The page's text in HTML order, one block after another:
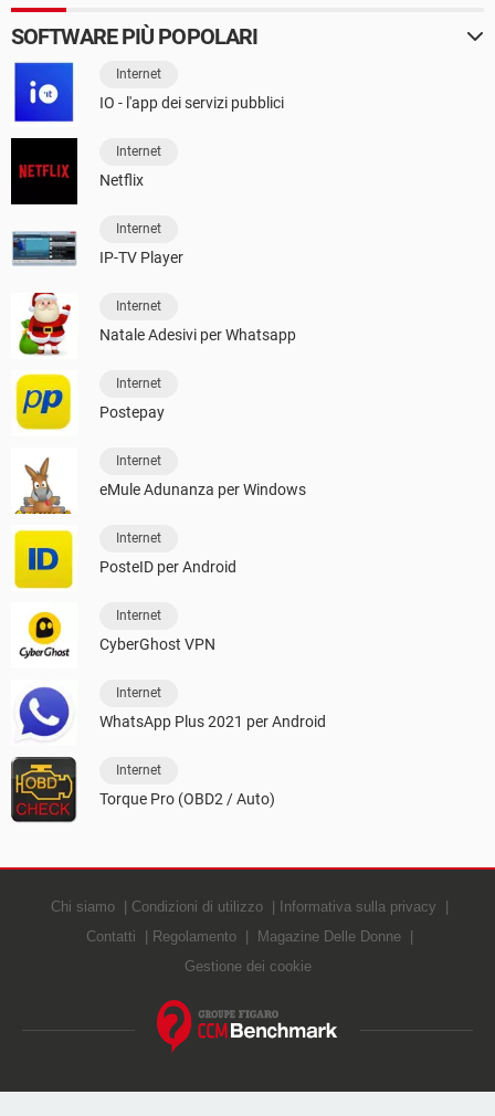
SOFTWARE PIÙ POPOLARI
Internet
IO - l'app dei servizi pubblici
Internet
Netflix
Internet
IP-TV Player
Internet
Natale Adesivi per Whatsapp
Internet
Postepay
Internet
eMule Adunanza per Windows
Internet
PosteID per Android
Internet
CyberGhost VPN
Internet
WhatsApp Plus 2021 per Android
Internet
Torque Pro (OBD2 / Auto)
Chi siamo Condizioni di utilizzo
Informativa sulla privacy
Contatti
Regolamento
Magazine Delle Donne
Gestione dei cookie